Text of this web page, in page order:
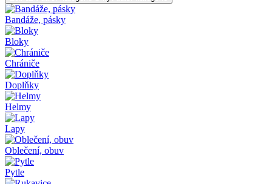
Bandáže, pásky
Bloky
Chrániče
Doplňky
Helmy
Lapy
Oblečení, obuv
Pytle